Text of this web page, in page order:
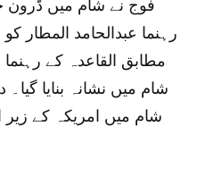
فوج نے شام میں ڈرون
رہنما عبدالحامد المطار
مطابق القاعدہ کے
شام میں نشانہ بنایا
شام میں امریکہ کے زیر